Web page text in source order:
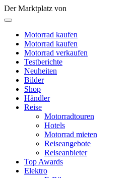
Der Marktplatz von
Motorrad kaufen
Motorrad kaufen
Motorrad verkaufen
Testberichte
Neuheiten
Bilder
Shop
Händler
Reise
Motorradtouren
Hotels
Motorrad mieten
Reiseangebote
Reiseanbieter
Top Awards
Elektro